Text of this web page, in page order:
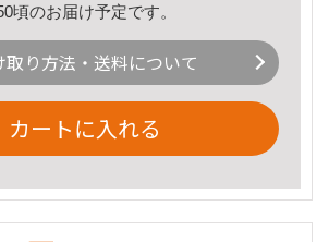
頃のお届け予定です。
取り方法・送料について
カートに入れる